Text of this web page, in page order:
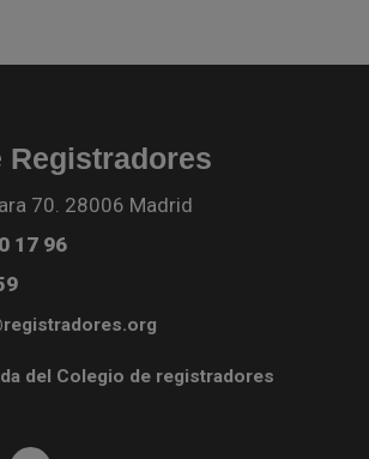
Registradores
70. 28006 Madrid
17 96
del Colegio de registradores